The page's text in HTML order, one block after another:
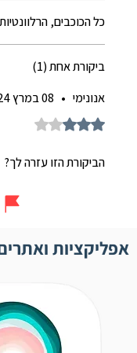
כל הכוכבים,
ביקורת אחת (1)
אנונימי • 08 במרץ 2024
דירוג של 3 מתוך 5 כוכבים.
הביקורת הזו עזרה לך?
אפליקציות